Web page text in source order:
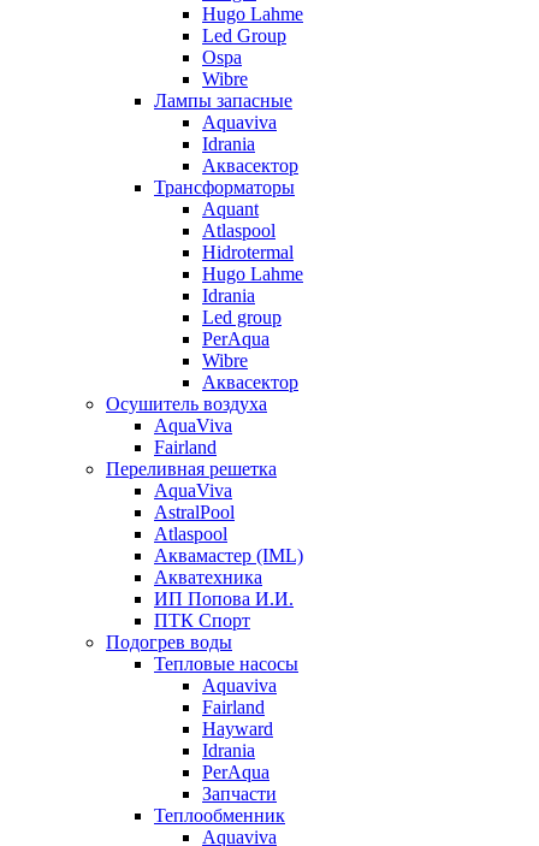
Hugo Lahme
Led Group
Ospa
Wibre
Лампы запасные
Aquaviva
Idrania
Аквасектор
Трансформаторы
Aquant
Atlaspool
Hidrotermal
Hugo Lahme
Idrania
Led group
PerAqua
Wibre
Аквасектор
Осушитель воздуха
AquaViva
Fairland
Переливная решетка
AquaViva
AstralPool
Atlaspool
Аквамастер (IML)
Акватехника
ИП Попова И.И.
ПТК Спорт
Подогрев воды
Тепловые насосы
Aquaviva
Fairland
Hayward
Idrania
PerAqua
Запчасти
Теплообменник
Aquaviva